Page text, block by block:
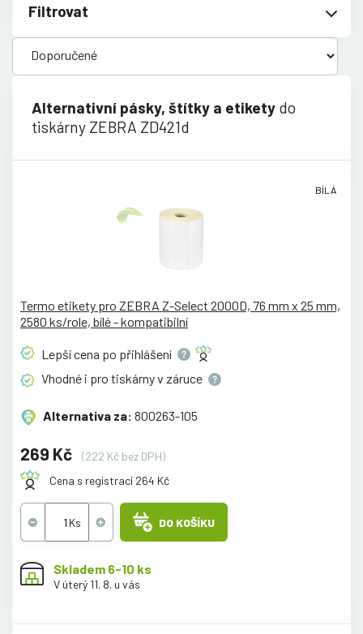
Filtrovat
Alternativní pásky, štítky a etikety do
tiskárny ZEBRA ZD421d
BÍLÁ
Termo etikety pro ZEBRA Z-Select 2000D, 76 mm x 25 mm,
2580 ks/role, bílé - kompatibilní
Lepší cena po přihlášení
Vhodné i pro tiskárny v záruce
Alternativa za: 800263-105
269 Kč
(222 Kč bez DPH)
Cena s registrací 264 Kč
DO KOŠÍKU
Skladem 6-10 ks
V úterý 11. 8. u vás